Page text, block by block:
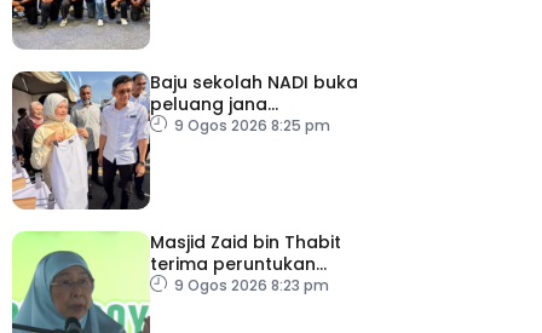
Baju sekolah NADI buka
peluang jana
pendapatan, bantu
9 Ogos 2026 8:25 pm
Masjid Zaid bin Thabit
terima peruntukan
RM100,000
9 Ogos 2026 8:23 pm